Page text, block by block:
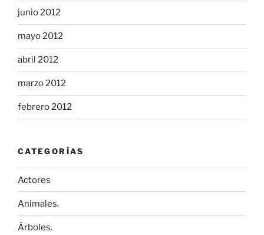
junio 2012
mayo 2012
abril 2012
marzo 2012
febrero 2012
CATEGORÍAS
Actores
Animales.
Árboles.